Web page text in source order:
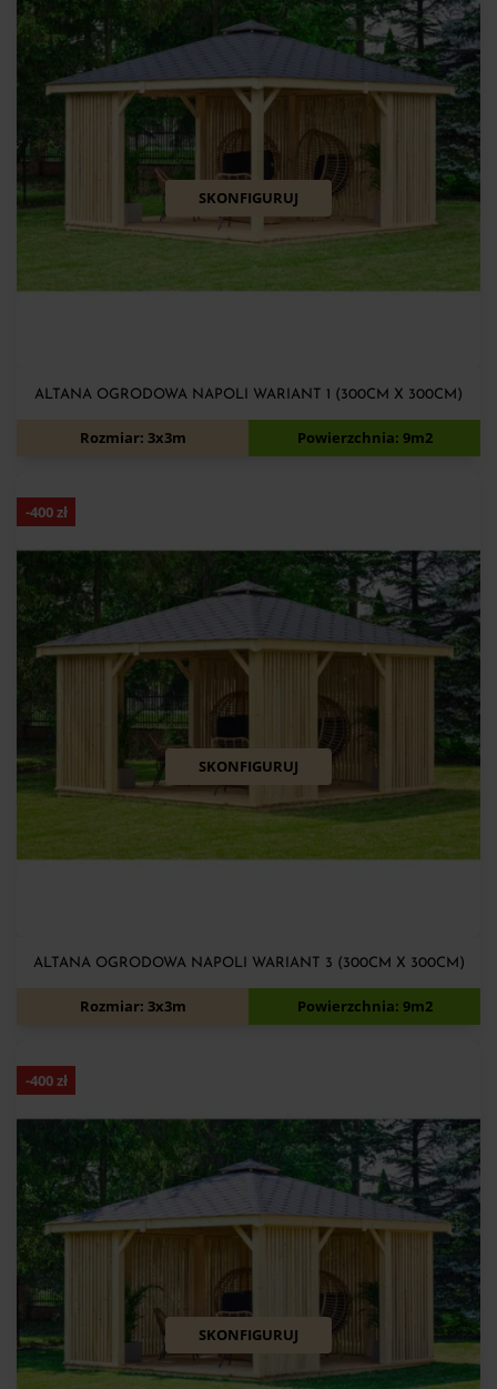
SKONFIGURUJ
ALTANA OGRODOWA NAPOLI WARIANT 1 (300CM X 300CM)
5 540 5 140zł
Rozmiar: 3x3m Powierzchnia: 9m2
-400zł
SKONFIGURUJ
ALTANA OGRODOWA NAPOLI WARIANT 3 (300CM X 300CM)
5 990 5 590zł
Rozmiar: 3x3m Powierzchnia: 9m2
-400zł
SKONFIGURUJ